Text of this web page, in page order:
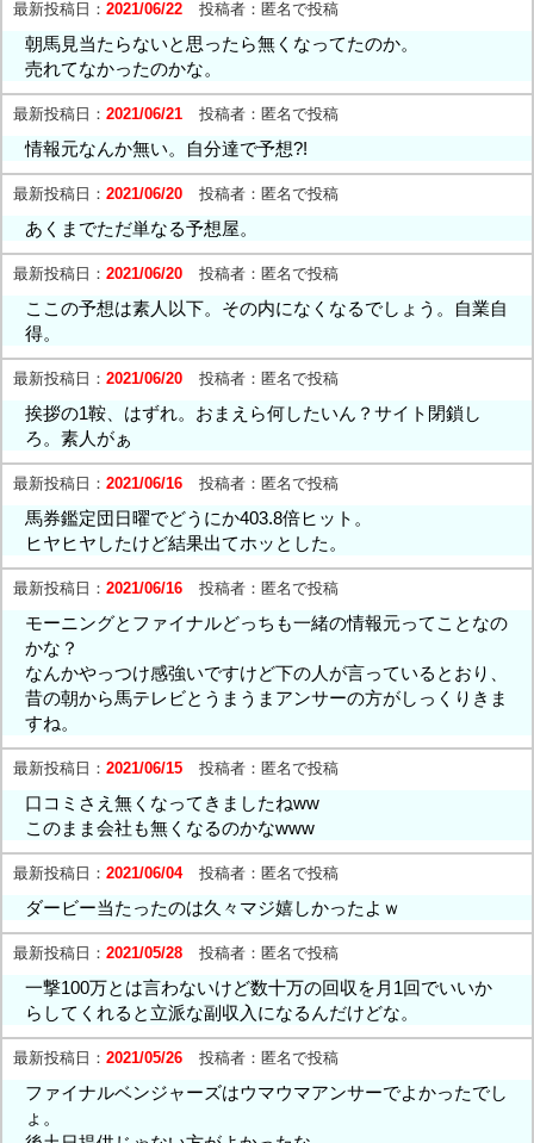
最新投稿日： 2021/06/22 投稿者： 匿名で投稿
朝馬見当たらないと思ったら無くなってたのか。
売れてなかったのかな。
最新投稿日： 2021/06/21 投稿者： 匿名で投稿
情報元なんか無い。自分達で予想?!
最新投稿日： 2021/06/20 投稿者： 匿名で投稿
あくまでただ単なる予想屋。
最新投稿日： 2021/06/20 投稿者： 匿名で投稿
ここの予想は素人以下。その内になくなるでしょう。自業自
得。
最新投稿日： 2021/06/20 投稿者： 匿名で投稿
挨拶の1鞍、はずれ。おまえら何したいん？サイト閉鎖し
ろ。素人がぁ
最新投稿日： 2021/06/16 投稿者： 匿名で投稿
馬券鑑定団日曜でどうにか403.8倍ヒット。
ヒヤヒヤしたけど結果出てホッとした。
最新投稿日： 2021/06/16 投稿者： 匿名で投稿
モーニングとファイナルどっちも一緒の情報元ってことなの
かな？
なんかやっつけ感強いですけど下の人が言っているとおり、
昔の朝から馬テレビとうまうまアンサーの方がしっくりきま
すね。
最新投稿日： 2021/06/15 投稿者： 匿名で投稿
口コミさえ無くなってきましたねww
このまま会社も無くなるのかなwww
最新投稿日： 2021/06/04 投稿者： 匿名で投稿
ダービー当たったのは久々マジ嬉しかったよｗ
最新投稿日： 2021/05/28 投稿者： 匿名で投稿
一撃100万とは言わないけど数十万の回収を月1回でいいか
らしてくれると立派な副収入になるんだけどな。
最新投稿日： 2021/05/26 投稿者： 匿名で投稿
ファイナルベンジャーズはウマウマアンサーでよかったでし
ょ。